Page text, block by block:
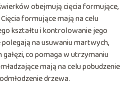
obejmują cięcia formujące,
formujące mają na celu
kształtu i kontrolowanie jego
na usuwaniu martwych,
co pomaga w utrzymaniu
mają na celu pobudzenie
drzewa.